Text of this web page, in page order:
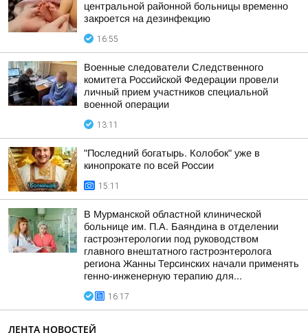
центральной районной больницы временно
закроется на дезинфекцию
16:55
Военные следователи Следственного
комитета Российской Федерации провели
личный прием участников специальной
военной операции
13:11
"Последний богатырь. Колобок" уже в
кинопрокате по всей России
15:11
В Мурманской областной клинической
больнице им. П.А. Баяндина в отделении
гастроэнтерологии под руководством
главного внештатного гастроэнтеролога
региона Жанны Терсинских начали применять
генно-инженерную терапию для...
16:17
ЛЕНТА НОВОСТЕЙ